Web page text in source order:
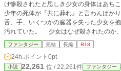
け惨殺されたと思しき少女の身体はあち
少年の死体が『共に葬れ』と言わんばか
舌、手、いくつかの臓器を失った少女を
汚れていた。 少女はなぜ殺されたのか
い何者で、少女にとってどういう存在だ
の母親は様々な人物に聞き込みを開始す
ファンタジー 完結 長編 R18
24h.ポイント 0pt
小説 22,261 位 / 22,261件 ファンタジー